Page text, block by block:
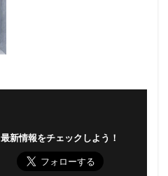
最新情報をチェックしよう！